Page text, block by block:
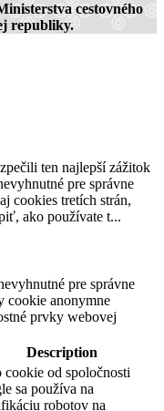
cestovného
republiky.
ten najlepší zážitok
pre správne
cookies tretích strán,
ako používate t...
pre správne
cookie anonymne
prvky webovej
Description
cookie od spoločnosti
sa používa na
robotov na